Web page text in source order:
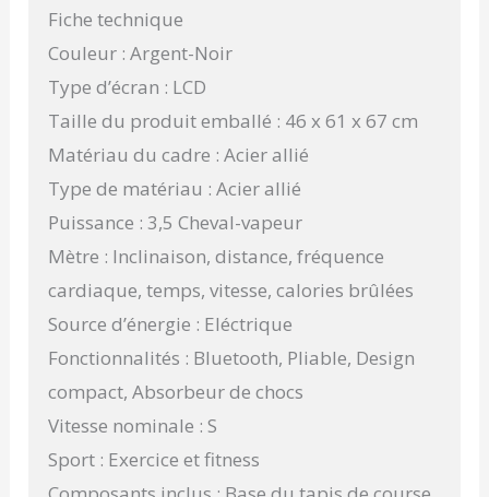
Fiche technique
Couleur : Argent-Noir
Type d’écran : LCD
Taille du produit emballé : 46 x 61 x 67 cm
Matériau du cadre : Acier allié
Type de matériau : Acier allié
Puissance : 3,5 Cheval-vapeur
Mètre : Inclinaison, distance, fréquence
cardiaque, temps, vitesse, calories brûlées
Source d’énergie : Eléctrique
Fonctionnalités : Bluetooth, Pliable, Design
compact, Absorbeur de chocs
Vitesse nominale : S
Sport : Exercice et fitness